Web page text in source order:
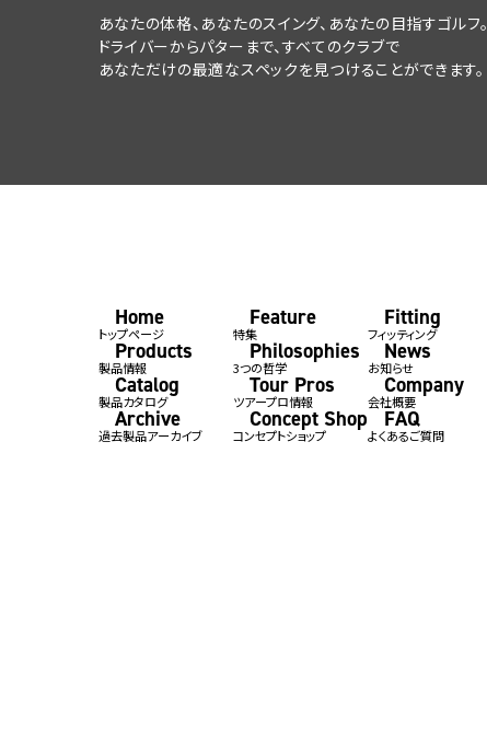
あなたの体格、あなたのスイング、 あなたの目指すゴルフ。
ドライバーからパターまで、すべてのクラブで
あなただけの最適なスペックを見つけることができます。
Home
トップページ
Products
製品情報
Catalog
製品カタログ
Archive
過去製品アーカイブ
Feature
特集
Philosophies
3つの哲学
Tour Pros
ツアープロ情報
Concept Shop
コンセプトショップ
Fitting
フィッティング
News
お知らせ
Company
会社概要
FAQ
よくあるご質問